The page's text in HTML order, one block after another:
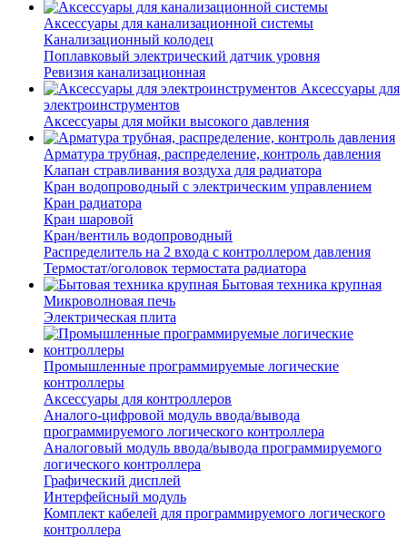
Аксессуары для канализационной системы
Канализационный колодец
Поплавковый электрический датчик уровня
Ревизия канализационная
Аксессуары для
электроинструментов
Аксессуары для мойки высокого давления
Арматура трубная, распределение, контроль давления
Клапан стравливания воздуха для радиатора
Кран водопроводный с электрическим управлением
Кран радиатора
Кран шаровой
Кран/вентиль водопроводный
Распределитель на 2 входа с контроллером давления
Термостат/оголовок термостата радиатора
Бытовая техника крупная
Микроволновая печь
Электрическая плита
Промышленные программируемые логические
контроллеры
Аксессуары для контроллеров
Аналого-цифровой модуль ввода/вывода
программируемого логического контроллера
Аналоговый модуль ввода/вывода программируемого
логического контроллера
Графический дисплей
Интерфейсный модуль
Комплект кабелей для программируемого логического
контроллера